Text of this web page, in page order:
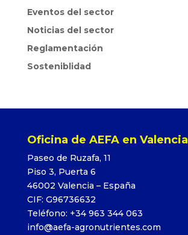
Eventos del sector
Noticias del sector
Reglamentación
Sosteniblidad
Oficina de AEFA en Valencia
Paseo de Ruzafa, 11
Piso 3, Puerta 6
46002 Valencia – España
CIF: G96736632
Teléfono: +34 963 344 063
info@aefa-agronutrientes.com